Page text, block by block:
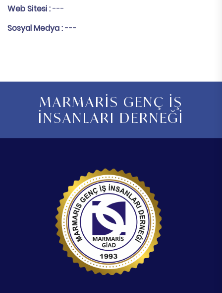
Web Sitesi :---
Sosyal Medya :---
MARMARİS GENÇ İŞ
İNSANLARI DERNEĞİ